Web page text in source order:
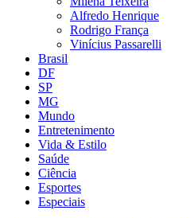
Alfredo Henrique
Rodrigo França
Vinícius Passarelli
Brasil
DF
SP
MG
Mundo
Entretenimento
Vida & Estilo
Saúde
Ciência
Esportes
Especiais